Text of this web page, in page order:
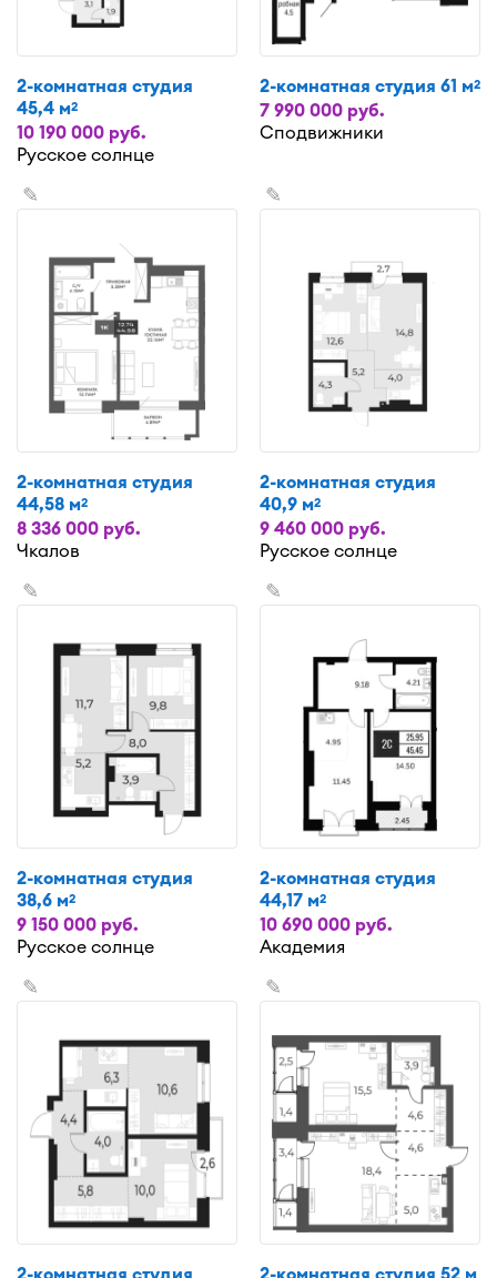
2-комнатная студия
45,4 м2
10 190 000 руб.
Русское солнце
2-комнатная студия 61 м2
7 990 000 руб.
Сподвижники
✎
2-комнатная студия
44,58 м2
8 336 000 руб.
Чкалов
✎
2-комнатная студия
40,9 м2
9 460 000 руб.
Русское солнце
✎
2-комнатная студия
38,6 м2
9 150 000 руб.
Русское солнце
✎
2-комнатная студия
44,17 м2
10 690 000 руб.
Академия
✎ ✎